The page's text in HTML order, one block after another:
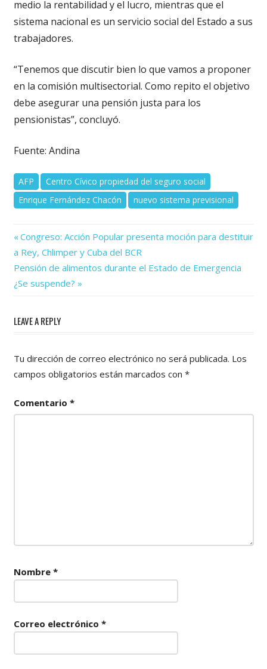
medio la rentabilidad y el lucro, mientras que el
sistema nacional es un servicio social del Estado a sus
trabajadores.
“Tenemos que discutir bien lo que vamos a proponer
en la comisión multisectorial. Como repito el objetivo
debe asegurar una pensión justa para los
pensionistas”, concluyó.
Fuente: Andina
AFP
Centro Cívico propiedad del seguro social
Enrique Fernández Chacón
nuevo sistema previsional
Navegación
de
entradas
Previous
Post:
Congreso: Acción Popular presenta moción para destituir
a Rey, Chlimper y Cuba del BCR
Next
Post:
Pensión de alimentos durante el Estado de Emergencia
¿Se suspende?
LEAVE A REPLY
Tu dirección de correo electrónico no será publicada. Los
campos obligatorios están marcados con *
Comentario *
Nombre *
Correo electrónico *